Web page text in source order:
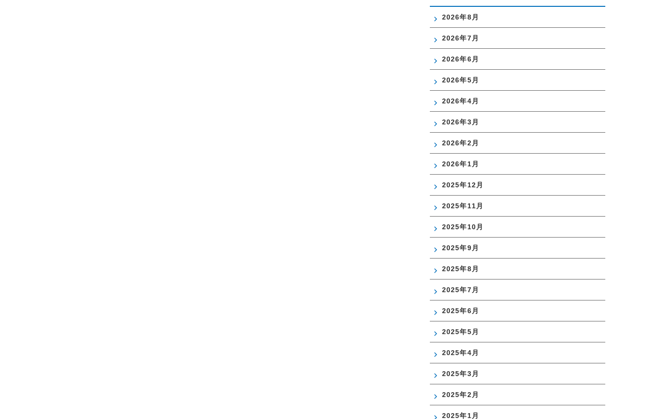
2026年8月
2026年7月
2026年6月
2026年5月
2026年4月
2026年3月
2026年2月
2026年1月
2025年12月
2025年11月
2025年10月
2025年9月
2025年8月
2025年7月
2025年6月
2025年5月
2025年4月
2025年3月
2025年2月
2025年1月